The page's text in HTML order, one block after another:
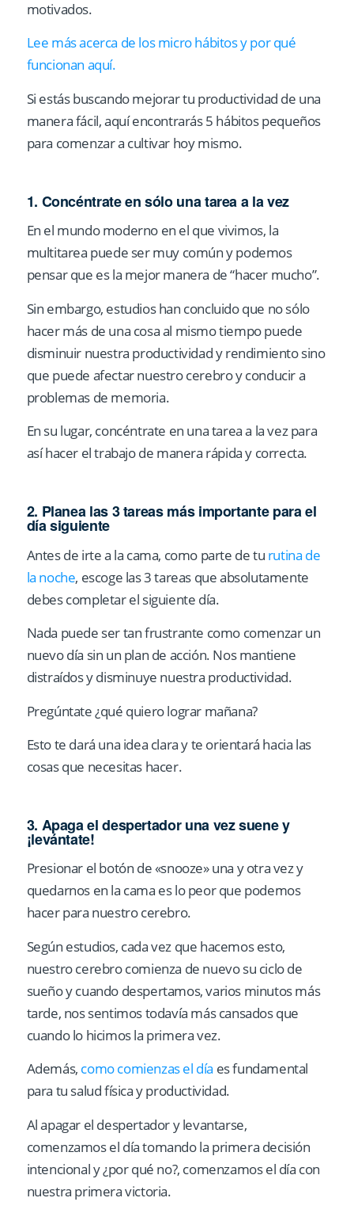
motivados.
Lee más acerca de los micro hábitos y por qué
funcionan aquí.
Si estás buscando mejorar tu productividad de una
manera fácil, aquí encontrarás 5 hábitos pequeños
para comenzar a cultivar hoy mismo.
1. Concéntrate en sólo una tarea a la vez
En el mundo moderno en el que vivimos, la
multitarea puede ser muy común y podemos
pensar que es la mejor manera de “hacer mucho”.
Sin embargo, estudios han concluido que no sólo
hacer más de una cosa al mismo tiempo puede
disminuir nuestra productividad y rendimiento sino
que puede afectar nuestro cerebro y conducir a
problemas de memoria.
En su lugar, concéntrate en una tarea a la vez para
así hacer el trabajo de manera rápida y correcta.
2. Planea las 3 tareas más importante para el
día siguiente
Antes de irte a la cama, como parte de tu rutina de
la noche, escoge las 3 tareas que absolutamente
debes completar el siguiente día.
Nada puede ser tan frustrante como comenzar un
nuevo día sin un plan de acción. Nos mantiene
distraídos y disminuye nuestra productividad.
Pregúntate ¿qué quiero lograr mañana?
Esto te dará una idea clara y te orientará hacia las
cosas que necesitas hacer.
3. Apaga el despertador una vez suene y
¡levántate!
Presionar el botón de «snooze» una y otra vez y
quedarnos en la cama es lo peor que podemos
hacer para nuestro cerebro.
Según estudios, cada vez que hacemos esto,
nuestro cerebro comienza de nuevo su ciclo de
sueño y cuando despertamos, varios minutos más
tarde, nos sentimos todavía más cansados que
cuando lo hicimos la primera vez.
Además, como comienzas el día es fundamental
para tu salud física y productividad.
Al apagar el despertador y levantarse,
comenzamos el día tomando la primera decisión
intencional y ¿por qué no?, comenzamos el día con
nuestra primera victoria.